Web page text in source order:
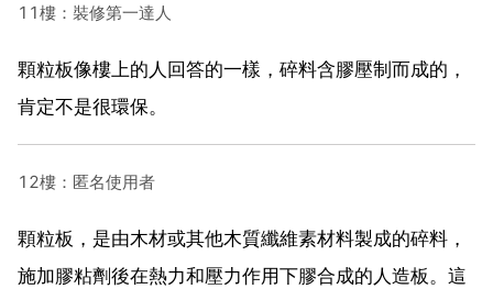
11樓：裝修第一達人
顆粒板像樓上的人回答的一樣，碎料含膠壓制而成的，
肯定不是很環保。
12樓：匿名使用者
顆粒板，是由木材或其他木質纖維素材料製成的碎料，
施加膠粘劑後在熱力和壓力作用下膠合成的人造板。這